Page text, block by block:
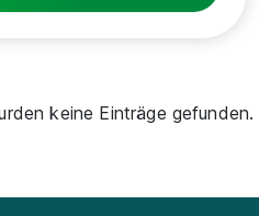
keine Einträge gefunden.